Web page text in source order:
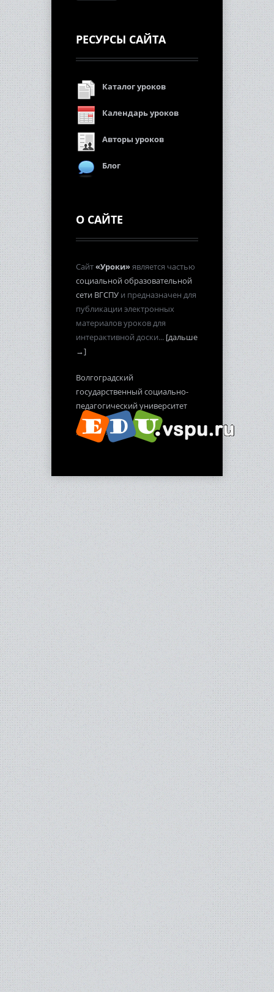
РЕСУРСЫ САЙТА
Каталог уроков
Календарь уроков
Авторы уроков
Блог
О САЙТЕ
Сайт«Уроки»является частью
социальной образовательной
сети ВГСПУ и предназначен для
публикации электронных
материалов уроков для
интерактивной доски... [дальше
→]
Волгоградский
государственный социально-
педагогический университет
2012-2013 гг.